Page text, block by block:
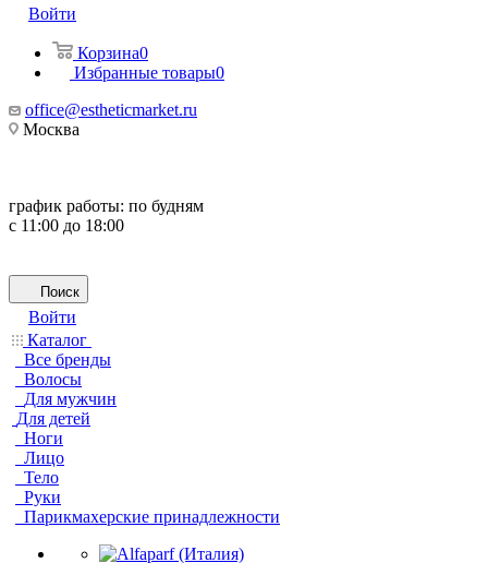
Войти
Корзина0
Избранные товары0
office@estheticmarket.ru
Москва
график работы: по будням
с 11:00 до 18:00
Поиск
Войти
Каталог
Все бренды
Волосы
Для мужчин
Для детей
Ноги
Лицо
Тело
Руки
Парикмахерские принадлежности